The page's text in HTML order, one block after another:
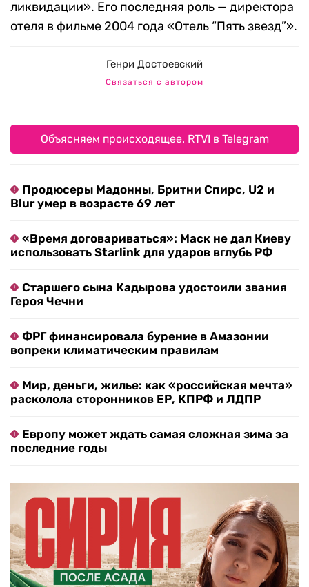
ликвидации». Его последняя роль — директора
отеля в фильме 2004 года «Отель “Пять звезд”».
Генри Достоевский
Связаться с автором
Объясняем происходящее. RTVI в Telegram
Продюсеры Мадонны, Бритни Спирс, U2 и
Blur умер в возрасте 69 лет
«Время договариваться»: Маск не дал Киеву
использовать Starlink для ударов вглубь РФ
Старшего сына Кадырова удостоили звания
Героя Чечни
ФРГ финансировала бурение в Амазонии
вопреки климатическим правилам
Мир, деньги, жилье: как «российская мечта»
расколола сторонников ЕР, КПРФ и ЛДПР
Европу может ждать самая сложная зима за
последние годы